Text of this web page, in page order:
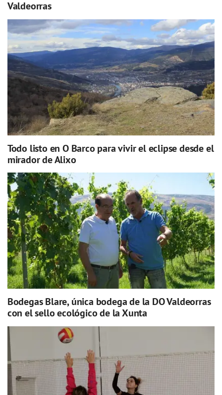
Valdeorras
Todo listo en O Barco para vivir el eclipse desde el
mirador de Alixo
Bodegas Blare, única bodega de la DO Valdeorras
con el sello ecológico de la Xunta